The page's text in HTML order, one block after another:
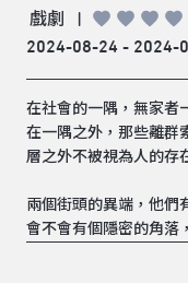
戲劇
2024-08-24 - 2024-
在社會的一隅，無家
在一隅之外，那些離群
層之外不被視為人的存
兩個街頭的異端，他們
會不會有個隱密的角落